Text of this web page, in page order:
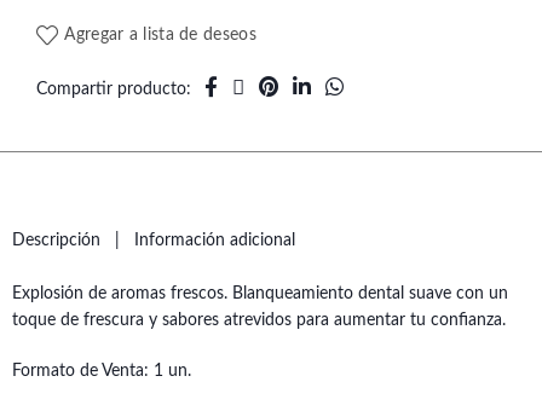
Agregar a lista de deseos
Compartir producto
Descripción Información adicional
Explosión de aromas frescos. Blanqueamiento dental suave con un
toque de frescura y sabores atrevidos para aumentar tu confianza.
Formato de Venta: 1 un.